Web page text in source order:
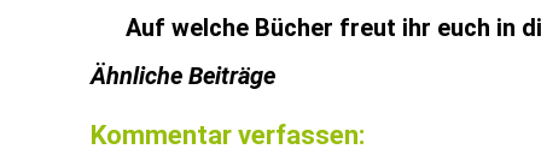
Auf welche Bücher freut ihr euch in
Ähnliche Beiträge
Kommentar verfassen: